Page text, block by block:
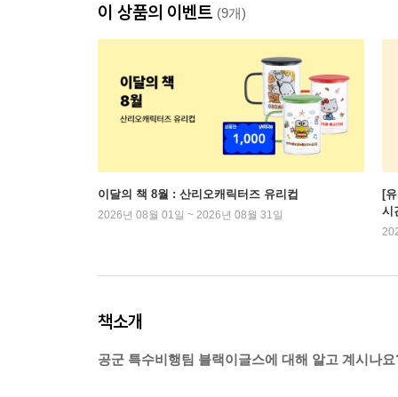
이 상품의 이벤트 (9개)
이달의 책 8월 : 산리오캐릭터즈 유리컵
2026년 08월 01일 ~ 2026년 08월 31일
[
시
책소개
공군 특수비행팀 블랙이글스에 대해 알고 계시나